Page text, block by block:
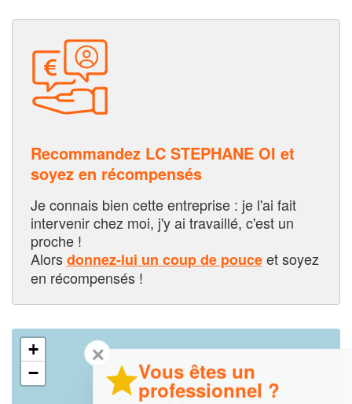
Recommandez LC STEPHANE OI et
soyez en récompensés
Je connais bien cette entreprise : je l'ai fait
intervenir chez moi, j'y ai travaillé, c'est un
proche !
Alorsdonnez-lui un coup de pouceet soyez
en récompensés !
+
−
✕
Vous êtes un
professionnel ?